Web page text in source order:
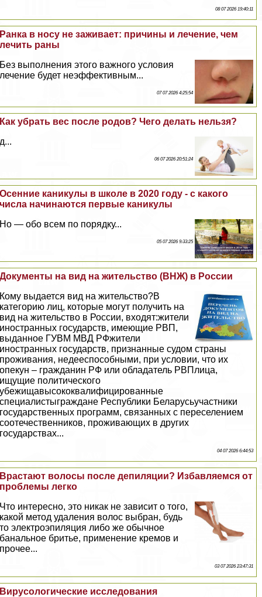
08 07 2026 19:40:11
Ранка в носу не заживает: причины и лечение, чем
лечить раны
Без выполнения этого важного условия
лечение будет неэффективным...
07 07 2026 4:25:54
Как убрать вес после родов? Чего делать нельзя?
д...
06 07 2026 20:51:24
Осенние каникулы в школе в 2020 году - с какого
числа начинаются первые каникулы
Но — обо всем по порядку...
05 07 2026 9:33:25
Документы на вид на жительство (ВНЖ) в России
Кому выдается вид на жительство?В
категорию лиц, которые могут получить на
вид на жительство в России, входят:жители
иностранных государств, имеющие РВП,
выданное ГУВМ МВД РФжители
иностранных государств, признанные судом страны
проживания, недееспособными, при условии, что их
опекун – гражданин РФ или обладатель РВПлица,
ищущие политического
убежищавысококвалифицированные
специалистыграждане Республики Беларусьучастники
государственных программ, связанных с переселением
соотечественников, проживающих в других
государствах...
04 07 2026 6:44:53
Врастают волосы после депиляции? Избавляемся от
проблемы легко
Что интересно, это никак не зависит о того,
какой метод удаления волос выбран, будь
то электроэпиляция либо же обычное
бaнaльное бритье, применение кремов и
прочее...
03 07 2026 23:47:31
Вирусологические исследования